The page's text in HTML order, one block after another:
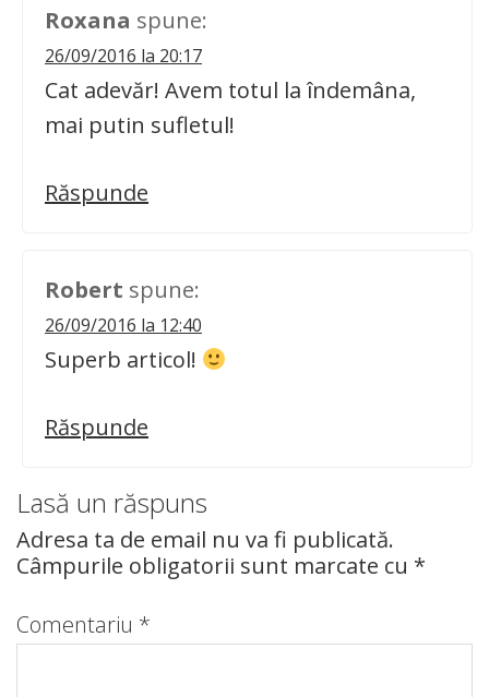
Roxana spune:
26/09/2016 la 20:17
Cat adevăr! Avem totul la îndemâna,
mai putin sufletul!
Răspunde
Robert spune:
26/09/2016 la 12:40
Superb articol!
Răspunde
Lasă un răspuns
Adresa ta de email nu va fi publicată.
Câmpurile obligatorii sunt marcate cu *
Comentariu *